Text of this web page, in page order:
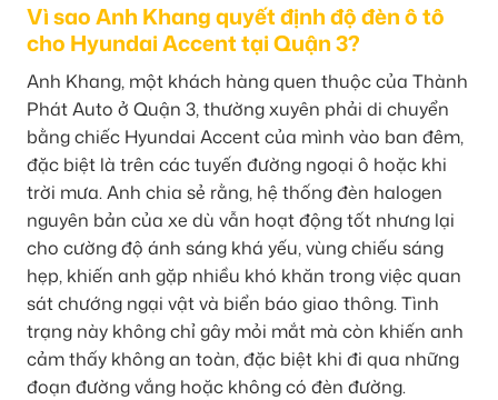
Vì sao Anh Khang quyết định độ đèn ô tô
cho Hyundai Accent tại Quận 3?
Anh Khang, một khách hàng quen thuộc của Thành
Phát Auto ở Quận 3, thường xuyên phải di chuyển
bằng chiếc Hyundai Accent của mình vào ban đêm,
đặc biệt là trên các tuyến đường ngoại ô hoặc khi
trời mưa. Anh chia sẻ rằng, hệ thống đèn halogen
nguyên bản của xe dù vẫn hoạt động tốt nhưng lại
cho cường độ ánh sáng khá yếu, vùng chiếu sáng
hẹp, khiến anh gặp nhiều khó khăn trong việc quan
sát chướng ngại vật và biển báo giao thông. Tình
trạng này không chỉ gây mỏi mắt mà còn khiến anh
cảm thấy không an toàn, đặc biệt khi đi qua những
đoạn đường vắng hoặc không có đèn đường.